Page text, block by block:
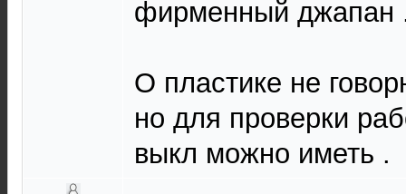
фирменный джапан
О пластике не
но для проверки
выкл можно иметь .